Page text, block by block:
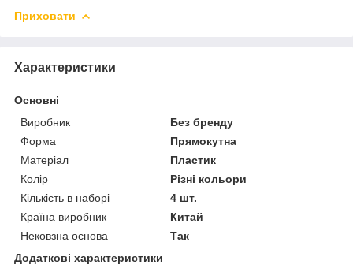
Приховати
Характеристики
Основні
Виробник
Без бренду
Форма
Прямокутна
Матеріал
Пластик
Колір
Різні кольори
Кількість в наборі
4 шт.
Країна виробник
Китай
Нековзна основа
Так
Додаткові характеристики